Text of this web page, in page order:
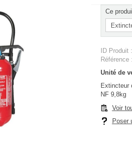
Ce
ID Produit
Unité de
Extincteur
NF 9,8kg
Voir
Poser